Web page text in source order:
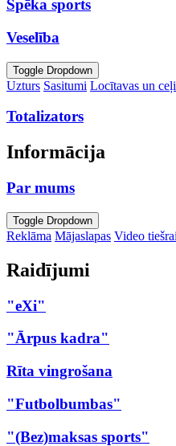
Spēka sports
Veselība
Toggle Dropdown
Uzturs Sasitumi Locītavas un ceļi
Totalizators
Informācija
Par mums
Toggle Dropdown
Reklāma Mājaslapas Video
Raidījumi
"eXi"
"Ārpus kadra"
Rīta vingrošana
"Futbolbumbas"
"(Bez)maksas sports"